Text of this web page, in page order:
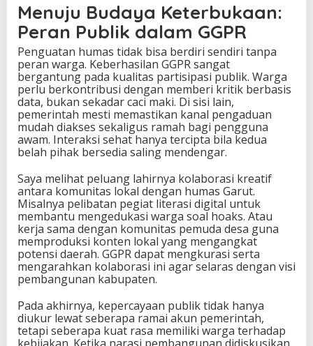
Menuju Budaya Keterbukaan:
Peran Publik dalam GGPR
Penguatan humas tidak bisa berdiri sendiri tanpa
peran warga. Keberhasilan GGPR sangat
bergantung pada kualitas partisipasi publik. Warga
perlu berkontribusi dengan memberi kritik berbasis
data, bukan sekadar caci maki. Di sisi lain,
pemerintah mesti memastikan kanal pengaduan
mudah diakses sekaligus ramah bagi pengguna
awam. Interaksi sehat hanya tercipta bila kedua
belah pihak bersedia saling mendengar.
Saya melihat peluang lahirnya kolaborasi kreatif
antara komunitas lokal dengan humas Garut.
Misalnya pelibatan pegiat literasi digital untuk
membantu mengedukasi warga soal hoaks. Atau
kerja sama dengan komunitas pemuda desa guna
memproduksi konten lokal yang mengangkat
potensi daerah. GGPR dapat mengkurasi serta
mengarahkan kolaborasi ini agar selaras dengan visi
pembangunan kabupaten.
Pada akhirnya, kepercayaan publik tidak hanya
diukur lewat seberapa ramai akun pemerintah,
tetapi seberapa kuat rasa memiliki warga terhadap